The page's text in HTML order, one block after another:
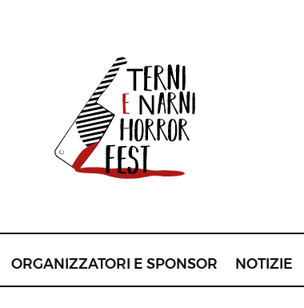
ORGANIZZATORI E SPONSOR NOTIZIE